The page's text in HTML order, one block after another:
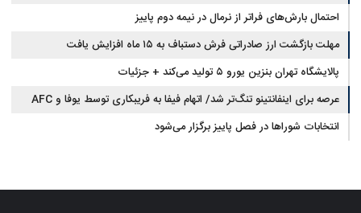
احتمال بارش‌های فراتر از نرمال در نیمه دوم پاییز
مهلت بازگشت ارز صادراتی فرش دستباف به ۱۵ ماه افزایش یافت
پالایشگاه تهران بنزین یورو ۵ تولید می‌کند + جزئیات
عرصه برای اینفانتینو تنگ‌تر شد/ اتهام فیفا به فریبکاری توسط یوفا و AFC
انتخابات شوراها در فصل پاییز برگزار می‌شود